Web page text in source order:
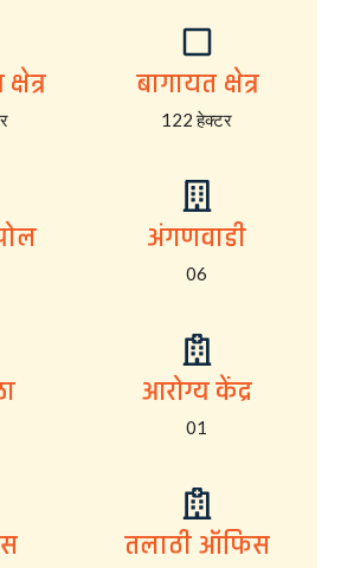
बागायत क्षेत्र
122 हेक्टर
अंगणवाडी
06
आरोग्य केंद्र
01
तलाठी ऑफिस